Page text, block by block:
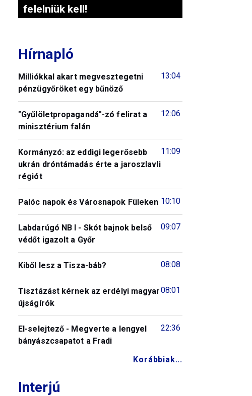
felelniük kell!
Hírnapló
13:04
Milliókkal akart megvesztegetni
pénzügyőröket egy bűnöző
12:06
"Gyűlöletpropagandá"-zó felirat a
minisztérium falán
11:09
Kormányzó: az eddigi legerősebb
ukrán dróntámadás érte a jaroszlavli
régiót
10:10
Palóc napok és Városnapok Füleken
09:07
Labdarúgó NB I - Skót bajnok belső
védőt igazolt a Győr
08:08
Kiből lesz a Tisza-báb?
08:01
Tisztázást kérnek az erdélyi magyar
újságírók
22:36
El-selejtező - Megverte a lengyel
bányászcsapatot a Fradi
Korábbiak...
Interjú